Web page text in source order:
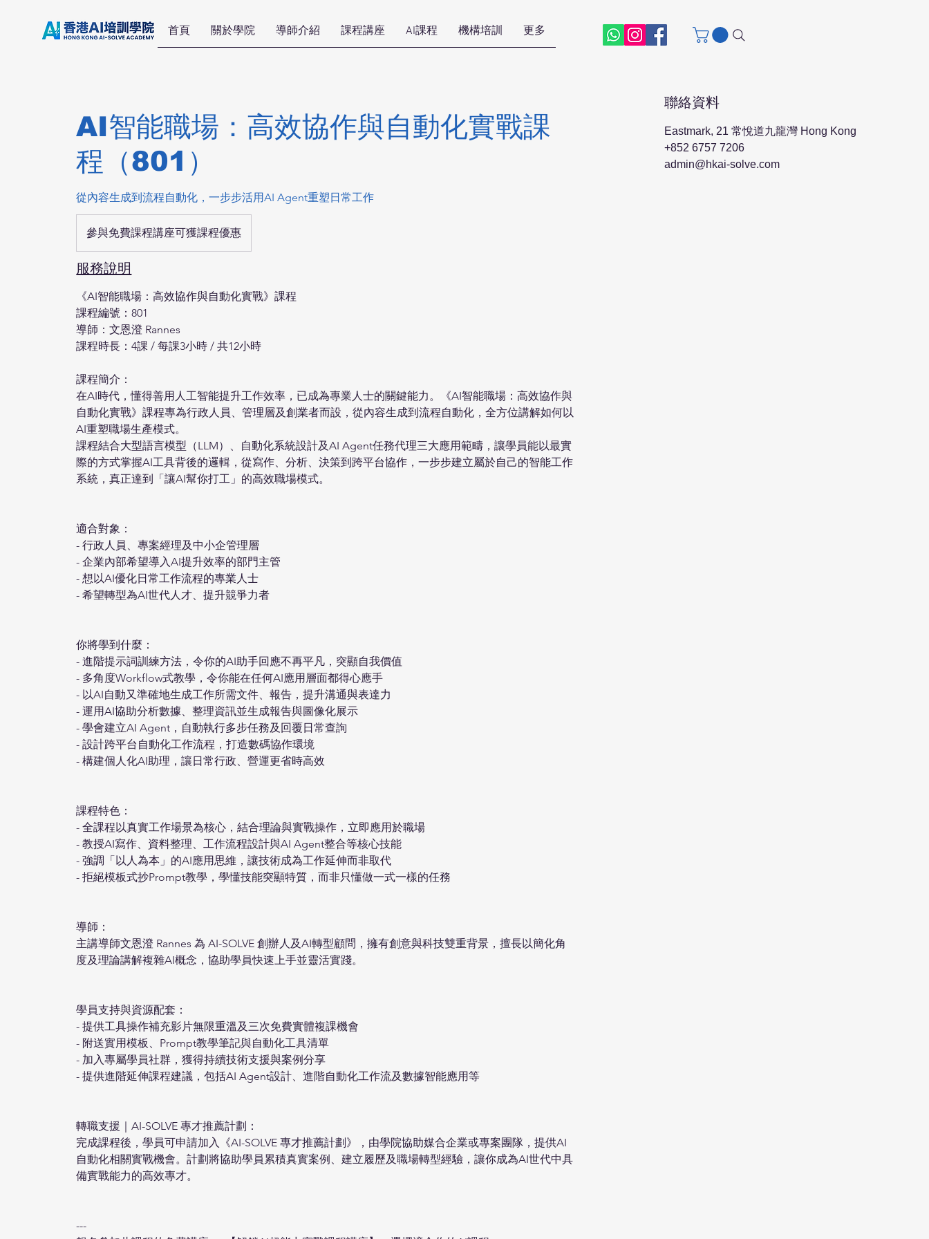
首頁 關於學院 導師介紹 課程講座 AI課程 機構培訓 更多
AI智能職場：高效協作與自動化實戰課
程（801）
從內容生成到流程自動化，一步步活用AI Agent重塑日常工作
程
講
可
獲
課
程
優
惠
參與免費課程講座可獲課程優惠
服務說明
《AI智能職場：高效協作與自動化實戰》課程
課程編號：801
導師：文恩澄 Rannes
課程時長：4課 / 每課3小時 / 共12小時
課程簡介：
在AI時代，懂得善用人工智能提升工作效率，已成為專業人士的關鍵能力。《AI智能職場：高效協作與
自動化實戰》課程專為行政人員、管理層及創業者而設，從內容生成到流程自動化，全方位講解如何以
AI重塑職場生產模式。
課程結合大型語言模型（LLM）、自動化系統設計及AI Agent任務代理三大應用範疇，讓學員能以最實
際的方式掌握AI工具背後的邏輯，從寫作、分析、決策到跨平台協作，一步步建立屬於自己的智能工作
系統，真正達到「讓AI幫你打工」的高效職場模式。
適合對象：
- 行政人員、專案經理及中小企管理層
- 企業內部希望導入AI提升效率的部門主管
- 想以AI優化日常工作流程的專業人士
- 希望轉型為AI世代人才、提升競爭力者
你將學到什麼：
- 進階提示詞訓練方法，令你的AI助手回應不再平凡，突顯自我價值
- 多角度Workflow式教學，令你能在任何AI應用層面都得心應手
- 以AI自動又準確地生成工作所需文件、報告，提升溝通與表達力
- 運用AI協助分析數據、整理資訊並生成報告與圖像化展示
- 學會建立AI Agent，自動執行多步任務及回覆日常查詢
- 設計跨平台自動化工作流程，打造數碼協作環境
- 構建個人化AI助理，讓日常行政、營運更省時高效
課程特色：
- 全課程以真實工作場景為核心，結合理論與實戰操作，立即應用於職場
- 教授AI寫作、資料整理、工作流程設計與AI Agent整合等核心技能
- 強調「以人為本」的AI應用思維，讓技術成為工作延伸而非取代
- 拒絕模板式抄Prompt教學，學懂技能突顯特質，而非只懂做一式一樣的任務
導師：
主講導師文恩澄 Rannes 為 AI-SOLVE 創辦人及AI轉型顧問，擁有創意與科技雙重背景，擅長以簡化角
度及理論講解複雜AI概念，協助學員快速上手並靈活實踐。
學員支持與資源配套：
- 提供工具操作補充影片無限重溫及三次免費實體複課機會
- 附送實用模板、Prompt教學筆記與自動化工具清單
- 加入專屬學員社群，獲得持續技術支援與案例分享
- 提供進階延伸課程建議，包括AI Agent設計、進階自動化工作流及數據智能應用等
轉職支援｜AI-SOLVE 專才推薦計劃：
完成課程後，學員可申請加入《AI-SOLVE 專才推薦計劃》，由學院協助媒合企業或專案團隊，提供AI
自動化相關實戰機會。計劃將協助學員累積真實案例、建立履歷及職場轉型經驗，讓你成為AI世代中具
備實戰能力的高效專才。
---
聯絡資料
Eastmark, 21 常悅道九龍灣 Hong Kong
+852 6757 7206
admin@hkai-solve.com